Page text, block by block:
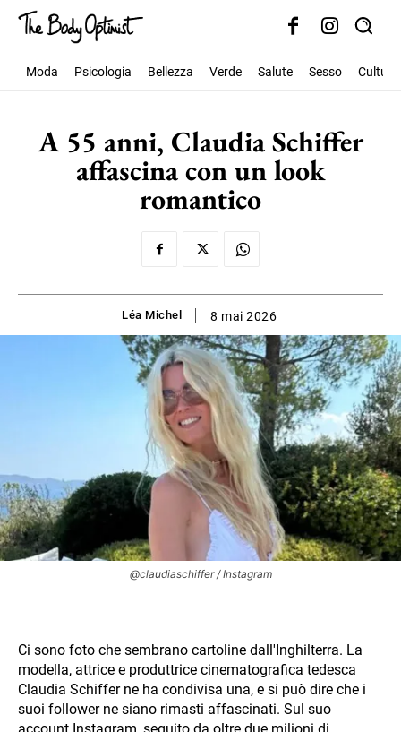
Moda Psicologia Bellezza Verde Salute Sesso Cultura
A 55 anni, Claudia Schiffer
affascina con un look
romantico
Léa Michel 8 mai 2026
@claudiaschiffer / Instagram
Ci sono foto che sembrano cartoline dall'Inghilterra. La
modella, attrice e produttrice cinematografica tedesca
Claudia Schiffer ne ha condivisa una, e si può dire che i
suoi follower ne siano rimasti affascinati. Sul suo